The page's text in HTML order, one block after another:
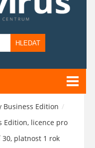
HLEDAT
Business Edition /
Edition, licence pro
platnost 1 rok